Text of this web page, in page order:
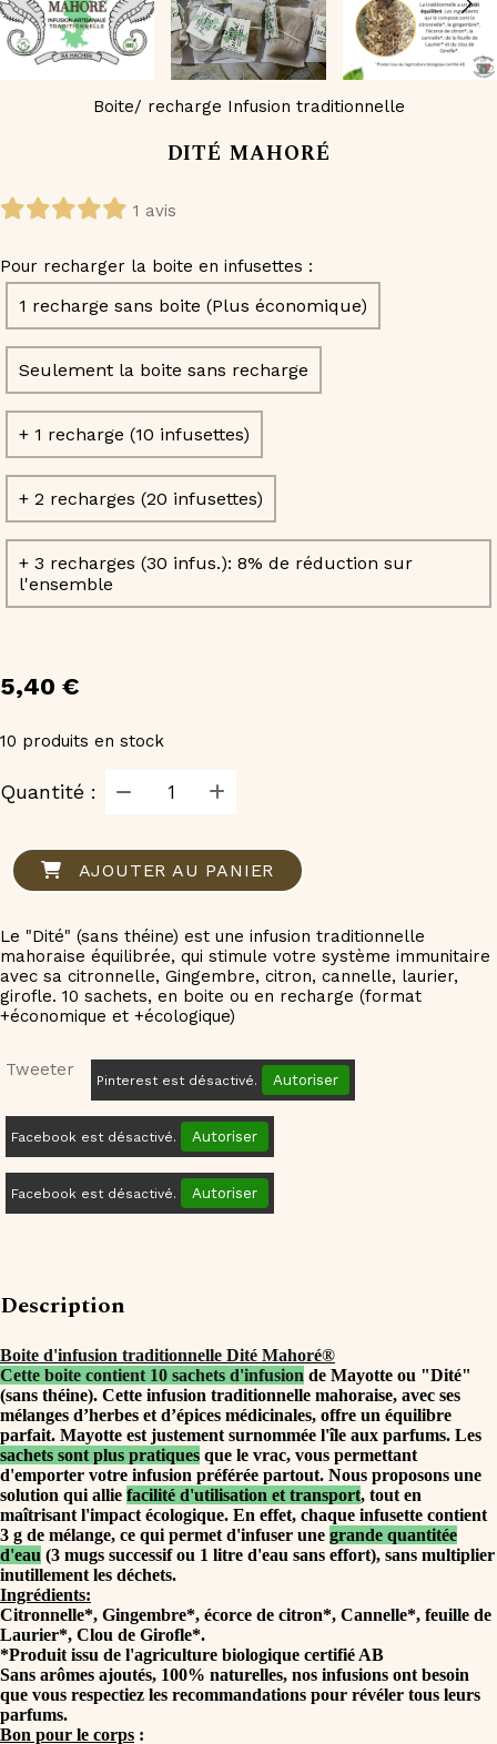
Boite/ recharge Infusion traditionnelle
DITÉ MAHORÉ
1 avis
Pour recharger la boite en infusettes :
1 recharge sans boite (Plus économique)
Seulement la boite sans recharge
+ 1 recharge (10 infusettes)
+ 2 recharges (20 infusettes)
+ 3 recharges (30 infus.): 8% de réduction sur
l'ensemble
5,40 €
10 produits en stock
Quantité :
AJOUTER AU PANIER
Le "Dité" (sans théine) est une infusion traditionnelle
mahoraise équilibrée, qui stimule votre système immunitaire
avec sa citronnelle, Gingembre, citron, cannelle, laurier,
girofle. 10 sachets, en boite ou en recharge (format
+économique et +écologique)
Tweeter
Pinterest est désactivé. Autoriser
Facebook est désactivé. Autoriser
Facebook est désactivé. Autoriser
Description
Boite d'infusion traditionnelle Dité Mahoré®
Cette boite contient 10 sachets d'infusion de Mayotte ou "Dité"
(sans théine). Cette infusion traditionnelle mahoraise, avec ses
mélanges d’herbes et d’épices médicinales, offre un équilibre
parfait. Mayotte est justement surnommée l'île aux parfums. Les
sachets sont plus pratiques que le vrac, vous permettant
d'emporter votre infusion préférée partout. Nous proposons une
solution qui allie facilité d'utilisation et transport, tout en
maîtrisant l'impact écologique. En effet, chaque infusette contient
3 g de mélange, ce qui permet d'infuser une grande quantitée
d'eau (3 mugs successif ou 1 litre d'eau sans effort), sans multiplier
inutillement les déchets.
Ingrédients:
Citronnelle*, Gingembre*, écorce de citron*, Cannelle*, feuille de
Laurier*, Clou de Girofle*.
*Produit issu de l'agriculture biologique certifié AB
Sans arômes ajoutés, 100% naturelles, nos infusions ont besoin
que vous respectiez les recommandations pour révéler tous leurs
parfums.
Bon pour le corps :